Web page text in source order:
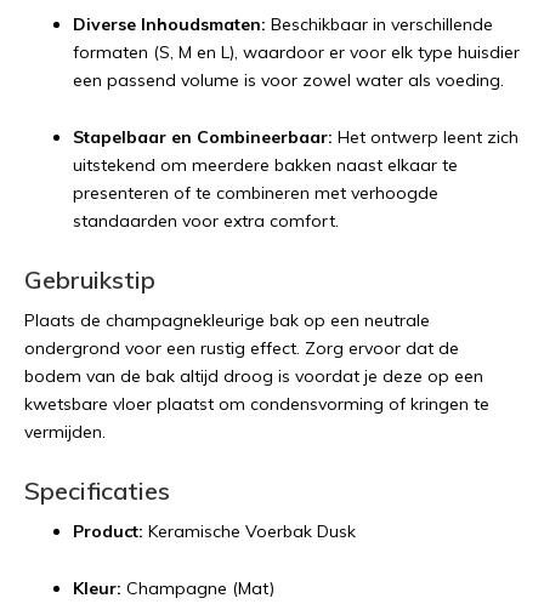
Diverse Inhoudsmaten: Beschikbaar in verschillende
formaten (S, M en L), waardoor er voor elk type huisdier
een passend volume is voor zowel water als voeding.
Stapelbaar en Combineerbaar: Het ontwerp leent zich
uitstekend om meerdere bakken naast elkaar te
presenteren of te combineren met verhoogde
standaarden voor extra comfort.
Gebruikstip
Plaats de champagnekleurige bak op een neutrale
ondergrond voor een rustig effect. Zorg ervoor dat de
bodem van de bak altijd droog is voordat je deze op een
kwetsbare vloer plaatst om condensvorming of kringen te
vermijden.
Specificaties
Product: Keramische Voerbak Dusk
Kleur: Champagne (Mat)